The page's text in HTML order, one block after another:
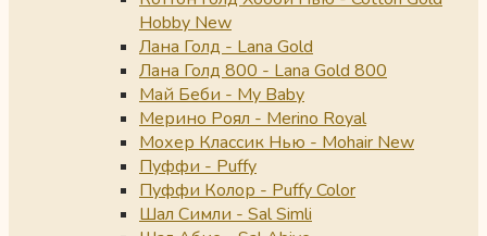
Hobby New
Лана Голд - Lana Gold
Лана Голд 800 - Lana Gold 800
Май Беби - My Baby
Мерино Роял - Merino Royal
Мохер Классик Нью - Mohair New
Пуффи - Puffy
Пуффи Колор - Puffy Color
Шал Симли - Sal Simli